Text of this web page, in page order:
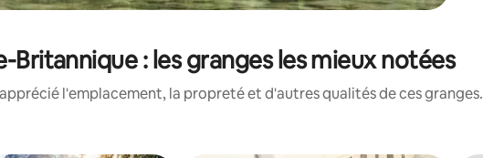
Britannique : les granges les mieux notées
l'emplacement, la propreté et d'autres qualités de ces granges.